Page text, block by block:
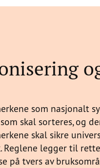
som nasjonalt
skal sorteres, og
skal sikre
Reglene legger til
på tvers av